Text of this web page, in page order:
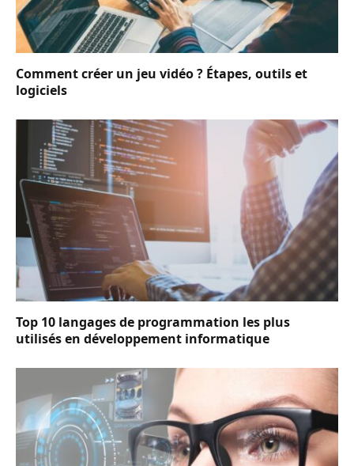
Comment créer un jeu vidéo ? Étapes, outils et
logiciels
Top 10 langages de programmation les plus
utilisés en développement informatique